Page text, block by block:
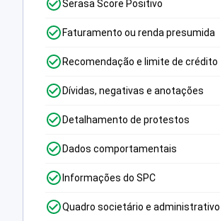
Serasa Score Positivo
Faturamento ou renda presumida
Recomendação e limite de crédito
Dívidas, negativas e anotações
Detalhamento de protestos
Dados comportamentais
Informações do SPC
Quadro societário e administrativo